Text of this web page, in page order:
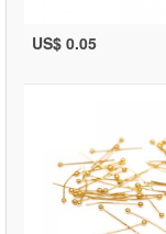
US$ 0.05